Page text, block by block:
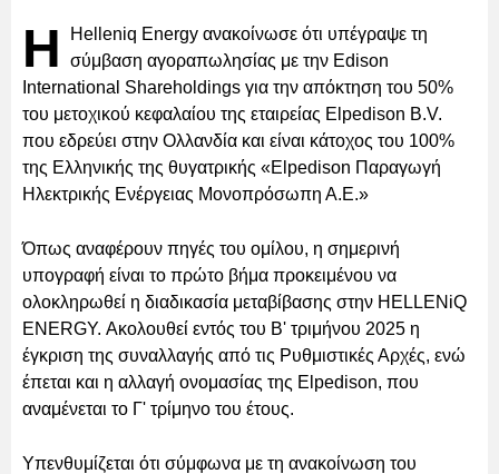
Η
Helleniq Energy ανακοίνωσε ότι υπέγραψε τη
σύμβαση αγοραπωλησίας με την Edison
International Shareholdings για την απόκτηση του 50%
του μετοχικού κεφαλαίου της εταιρείας Elpedison B.V.
που εδρεύει στην Ολλανδία και είναι κάτοχος του 100%
της Ελληνικής της θυγατρικής «Elpedison Παραγωγή
Ηλεκτρικής Ενέργειας Μονοπρόσωπη Α.Ε.»
Όπως αναφέρουν πηγές του ομίλου, η σημερινή
υπογραφή είναι το πρώτο βήμα προκειμένου να
ολοκληρωθεί η διαδικασία μεταβίβασης στην HELLENiQ
ENERGY. Ακολουθεί εντός του Β' τριμήνου 2025 η
έγκριση της συναλλαγής από τις Ρυθμιστικές Αρχές, ενώ
έπεται και η αλλαγή ονομασίας της Elpedison, που
αναμένεται το Γ' τρίμηνο του έτους.
Υπενθυμίζεται ότι σύμφωνα με τη ανακοίνωση του